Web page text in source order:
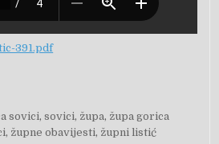
391.pdf
sovici,sovici, župa, župa gorica
, župne obavijesti, župni listić